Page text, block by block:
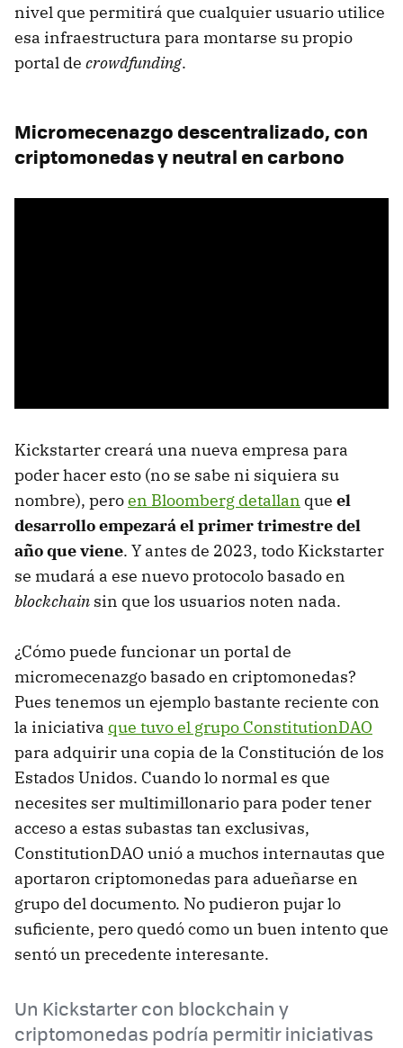
nivel que permitirá que cualquier usuario utilice
esa infraestructura para montarse su propio
portal de crowdfunding.
Micromecenazgo descentralizado, con
criptomonedas y neutral en carbono
Kickstarter creará una nueva empresa para
poder hacer esto (no se sabe ni siquiera su
nombre), peroen Bloomberg detallan que el
desarrollo empezará el primer trimestre del
año que viene. Y antes de 2023, todo Kickstarter
se mudará a ese nuevo protocolo basado en
blockchain sin que los usuarios noten nada.
¿Cómo puede funcionar un portal de
micromecenazgo basado en criptomonedas?
Pues tenemos un ejemplo bastante reciente con
la iniciativa que tuvo el grupo ConstitutionDAO
para adquirir una copia de la Constitución de los
Estados Unidos. Cuando lo normal es que
necesites ser multimillonario para poder tener
acceso a estas subastas tan exclusivas,
ConstitutionDAO unió a muchos internautas que
aportaron criptomonedas para adueñarse en
grupo del documento. No pudieron pujar lo
suficiente, pero quedó como un buen intento que
sentó un precedente interesante.
Un Kickstarter con blockchain y
criptomonedas podría permitir iniciativas